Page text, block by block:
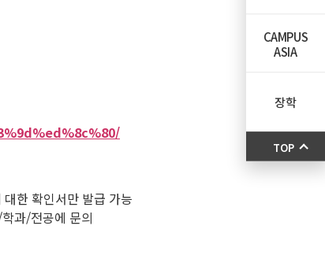
한 확인서만 발급 가능
과/전공에 문의
CAMPUS
ASIA
장학
TOP